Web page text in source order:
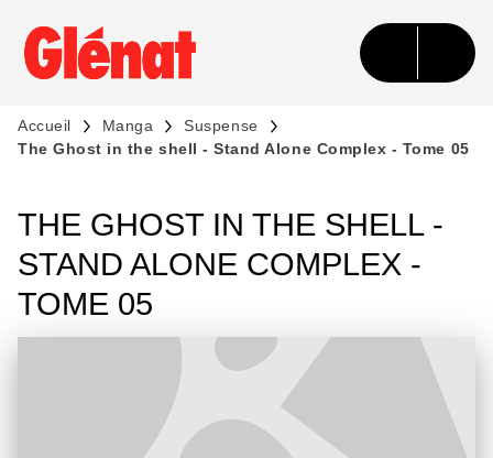
MENU RECHERCHE CONTENU
PIED DE PAGE
Accueil Manga
Suspense
The Ghost in the shell - Stand Alone Complex - Tome 05
THE GHOST IN THE SHELL -
STAND ALONE COMPLEX -
TOME 05